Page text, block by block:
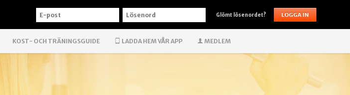
E-
LÖSENORD Glömt lösenordet?
KOST- OCH TRÄNINGSGUIDE LADDA HEM VÅR APP MEDLEM